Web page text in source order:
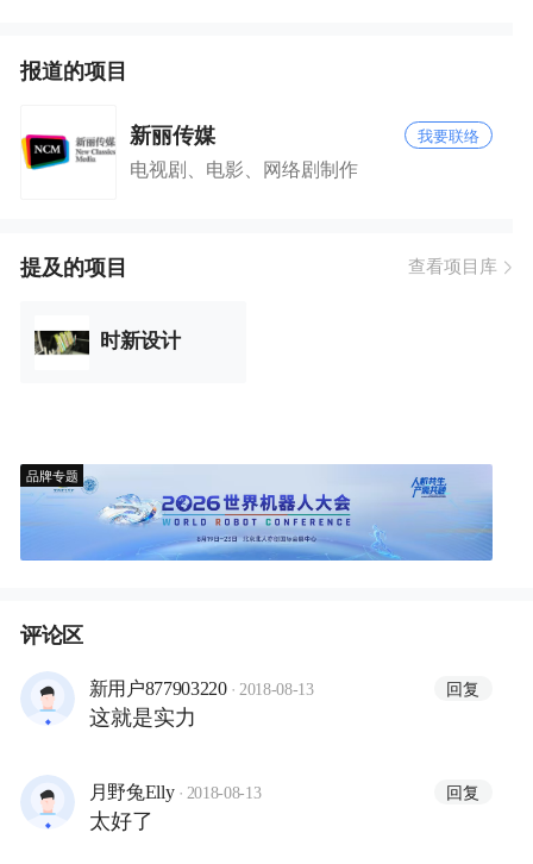
报道的项目
新丽传媒 我要联络
电视剧、电影、网络剧制作
提及的项目 查看项目库
时新设计
品牌专题
评论区
新用户877903220 · 2018-08-13 回复
这就是实力
月野兔Elly · 2018-08-13 回复
太好了